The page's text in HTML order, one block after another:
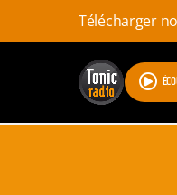
Télécharger